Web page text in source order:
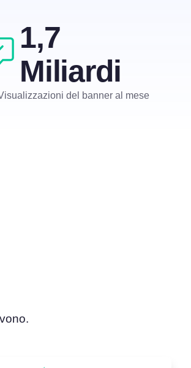
1,7
Miliardi
del banner al mese